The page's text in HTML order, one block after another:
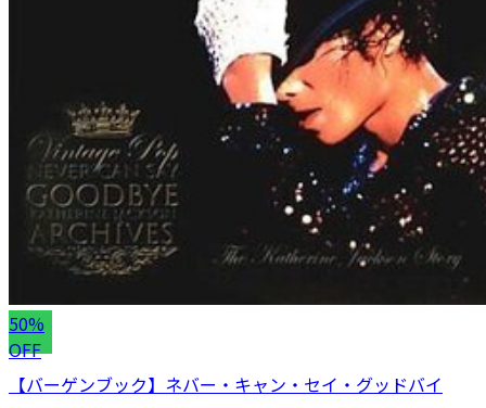
50%
OFF
【バーゲンブック】ネバー・キャン・セイ・グッドバイ